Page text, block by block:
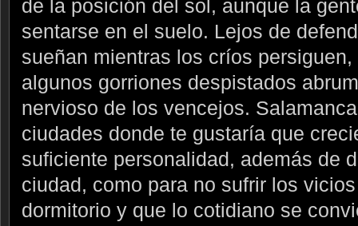
de la posición del sol, aunque la
sentarse en el suelo. Lejos de
sueñan mientras los críos
algunos gorriones despistados
nervioso de los vencejos.
ciudades donde te gustaría que
suficiente personalidad, además de
ciudad, como para no sufrir los
dormitorio y que lo cotidiano se